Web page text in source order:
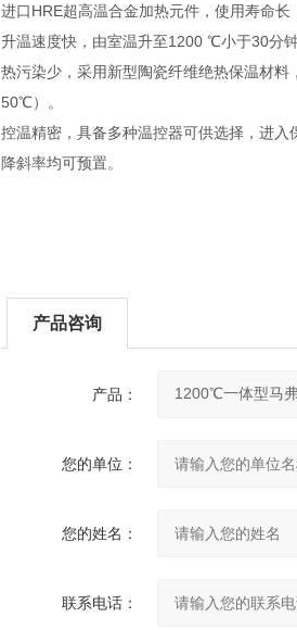
进口HRE超高温合金加热元件，使用寿命长
升温速度快，由室温升至1200 ℃小于30分钟
热污染少，采用新型陶瓷纤维绝热保温材
50℃）。
控温精密，具备多种温控器可供选择，进
降斜率均可预置。
产品咨询
产品：
您的单位：
您的姓名：
联系电话：